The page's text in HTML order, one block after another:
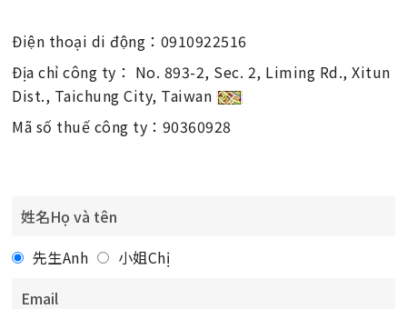
Điện thoại di động： 0910922516
Địa chỉ công ty： No. 893-2, Sec. 2, Liming Rd., Xitun
Dist., Taichung City, Taiwan
Mã số thuế công ty： 90360928
先生Anh 小姐Chị